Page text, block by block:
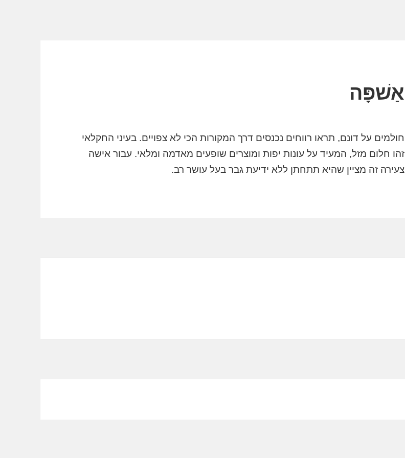
אַשׁפָּה
חולמים על דונם, תראו רווחים נכנסים דרך המקורות הכי לא צפויים. בעיני החקלאי
זהו חלום מזל, המעיד על עונות יפות ומוצרים שופעים מאדמה ומלאי. עבור אישה
צעירה זה מציין שהיא תתחתן ללא ידיעת גבר בעל עושר רב.